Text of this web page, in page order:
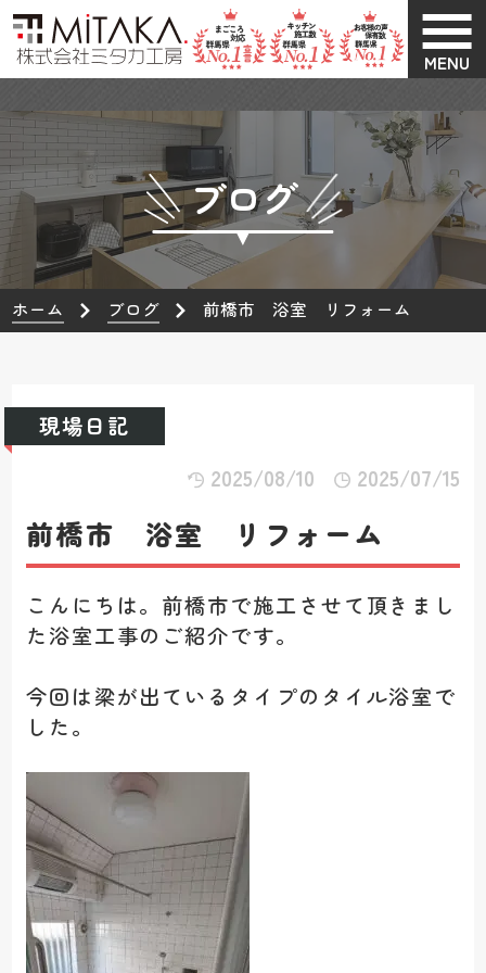
MENU
ブログ
ホーム ブログ 前橋市 浴室 リフォーム
現場日記
2025/08/10
2025/07/15
前橋市 浴室 リフォーム
こんにちは。前橋市で施工させて頂きまし
た浴室工事のご紹介です。
今回は梁が出ているタイプのタイル浴室で
した。